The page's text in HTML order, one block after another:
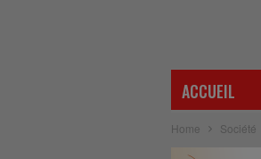
ACCUEIL
Home Société